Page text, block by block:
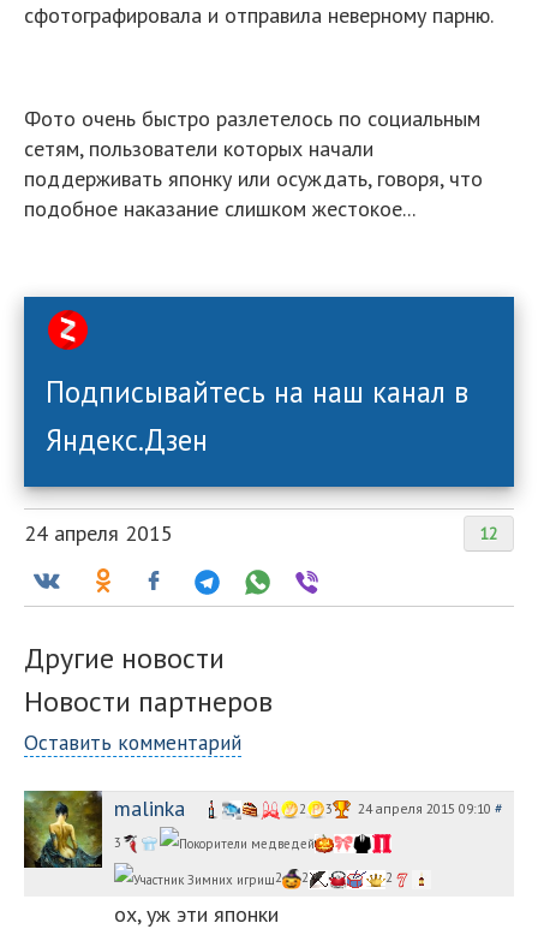
сфотографировала и отправила неверному парню.
Фото очень быстро разлетелось по социальным
сетям, пользователи которых начали
поддерживать японку или осуждать, говоря, что
подобное наказание слишком жестокое...
Подписывайтесь на наш канал в
Яндекс.Дзен
12
24 апреля 2015
Другие новости
Новости партнеров
Оставить комментарий
malinka 24 апреля 2015 09:10 #
2
3
3
2 2 2
ох, уж эти японки